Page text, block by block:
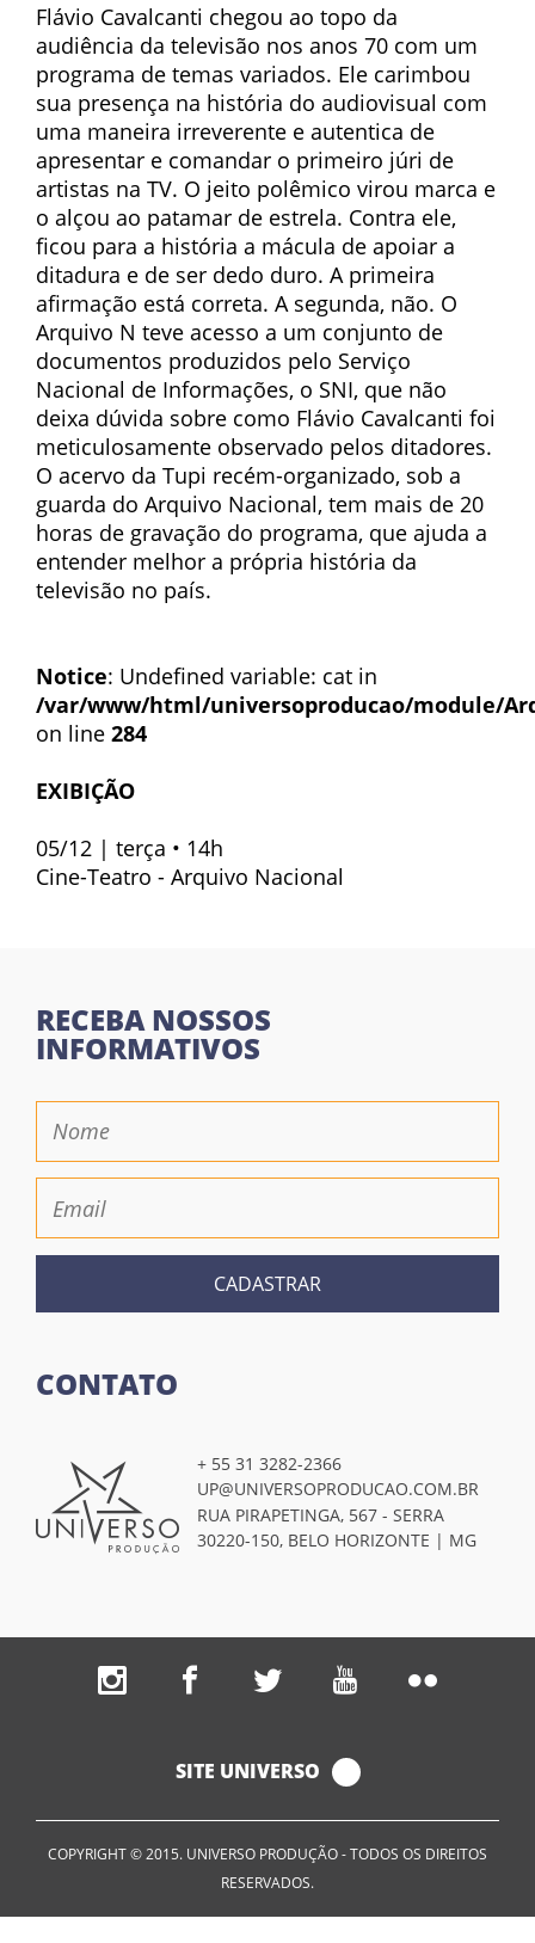
Flávio Cavalcanti chegou ao topo da
audiência da televisão nos anos 70 com um
programa de temas variados. Ele carimbou
sua presença na história do audiovisual com
uma maneira irreverente e autentica de
apresentar e comandar o primeiro júri de
artistas na TV. O jeito polêmico virou marca e
o alçou ao patamar de estrela. Contra ele,
ficou para a história a mácula de apoiar a
ditadura e de ser dedo duro. A primeira
afirmação está correta. A segunda, não. O
Arquivo N teve acesso a um conjunto de
documentos produzidos pelo Serviço
Nacional de Informações, o SNI, que não
deixa dúvida sobre como Flávio Cavalcanti foi
meticulosamente observado pelos ditadores.
O acervo da Tupi recém-organizado, sob a
guarda do Arquivo Nacional, tem mais de 20
horas de gravação do programa, que ajuda a
entender melhor a própria história da
televisão no país.
Notice: Undefined variable: cat in
/var/www/html/universoproducao/module/
on line 284
EXIBIÇÃO
05/12 | terça • 14h
Cine-Teatro - Arquivo Nacional
RECEBA NOSSOS
INFORMATIVOS
CADASTRAR
CONTATO
+ 55 31 3282-2366
UP@UNIVERSOPRODUCAO.COM.BR
RUA PIRAPETINGA, 567 - SERRA
30220-150, BELO HORIZONTE | MG
SITE UNIVERSO
COPYRIGHT © 2015. UNIVERSO PRODUÇÃO - TODOS OS DIREITOS
RESERVADOS.